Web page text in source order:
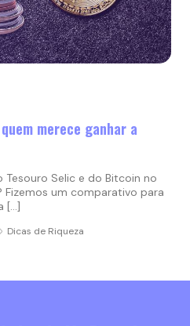
merece ganhar a
Selic e do Bitcoin no
Fizemos um comparativo para
[…]
Dicas de Riqueza